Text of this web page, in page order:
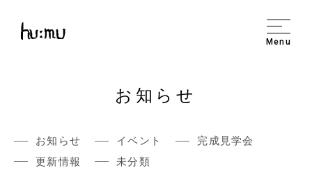
Menu
お知らせ
お知らせ イベント
完成見学会
更新情報
未分類